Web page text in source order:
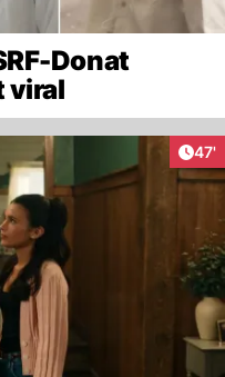
Donat
viral
47'